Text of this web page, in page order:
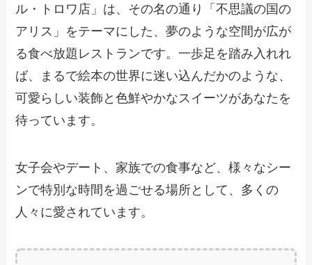
ル・トロワ店」は、その名の通り「不思議の国の
アリス」をテーマにした、夢のような空間が広が
る食べ放題レストランです。一歩足を踏み入れれ
ば、まるで絵本の世界に迷い込んだかのような、
可愛らしい装飾と色鮮やかなスイーツがあなたを
待っています。
女子会やデート、家族での食事など、様々なシー
ンで特別な時間を過ごせる場所として、多くの
人々に愛されています。